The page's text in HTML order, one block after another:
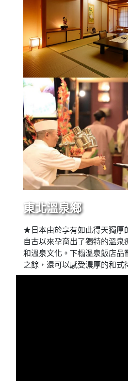
東北溫泉鄉
★日本由於享有如此得天獨厚
自古以來孕育出了獨特的溫泉
和溫泉文化。下榻溫泉飯店品
之餘，還可以感受濃厚的和式